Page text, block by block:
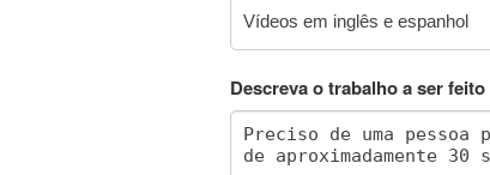
Descreva o trabalho a ser feito